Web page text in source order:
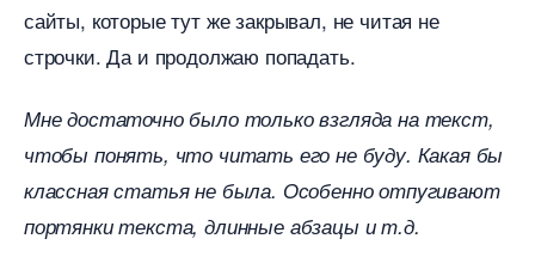
сайты, которые тут же закрывал, не читая не
строчки. Да и продолжаю попадать.
Мне достаточно было только взгляда на текст,
чтобы понять, что читать его не буду. Какая бы
классная статья не была. Особенно отпугивают
портянки текста, длинные абзацы и т.д.